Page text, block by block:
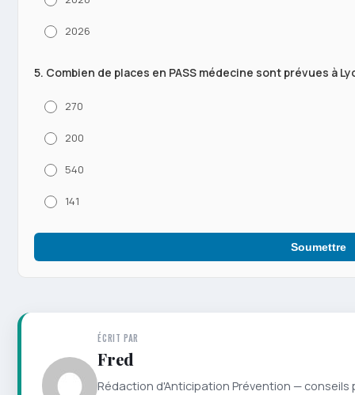
2026
5. Combien de places en PASS médecine sont prévues à
270
200
540
141
Soumettre
ÉCRIT PAR
Fred
Rédaction d'Anticipation Prévention —